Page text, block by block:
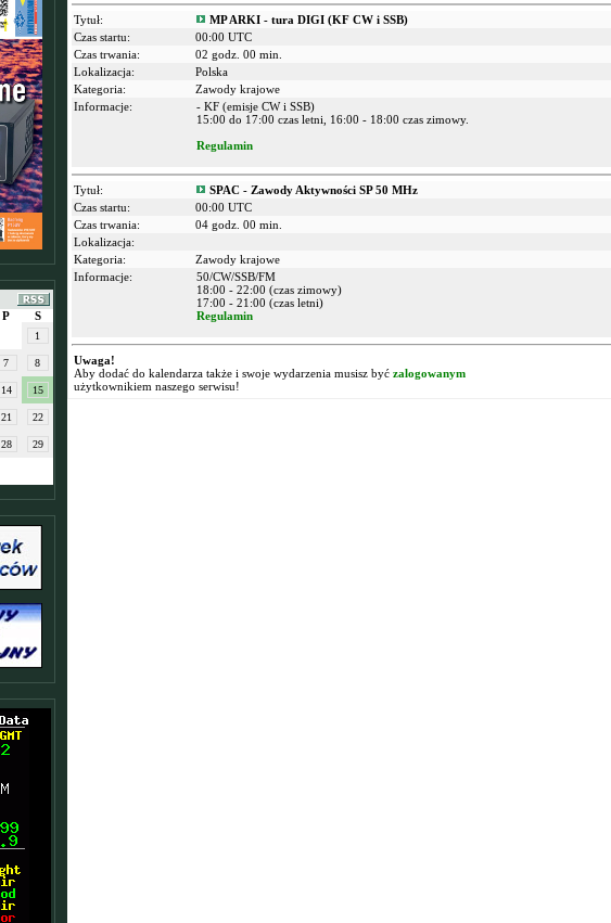
P S
1
7 8
14 15
21 22
28 29
Tytuł:
MP ARKI - tura DIGI (KF CW i SSB)
Czas startu:
00:00 UTC
Czas trwania:
02 godz. 00 min.
Lokalizacja:
Polska
Kategoria:
Zawody krajowe
Informacje:
- KF (emisje CW i SSB)
15:00 do 17:00 czas letni, 16:00 - 18:00 czas zimowy.
Regulamin
Tytuł:
SPAC - Zawody Aktywności SP 50 MHz
Czas startu:
00:00 UTC
Czas trwania:
04 godz. 00 min.
Lokalizacja:
Kategoria:
Zawody krajowe
Informacje:
50/CW/SSB/FM
18:00 - 22:00 (czas zimowy)
17:00 - 21:00 (czas letni)
Regulamin
Uwaga!
Aby dodać do kalendarza także i swoje wydarzenia musisz być zalogowanym
użytkownikiem naszego serwisu!